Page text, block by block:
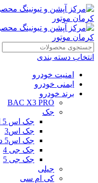
انتخاب دسته بندی
امنیت خودرو
ایمنی خودرو
برند خودرو
BAC X3 PRO
جک
جک اس 5 اتومات
جک اس3
جک اس5 دنده ای
جک جی 4
جک جی 5
جیلی
کی ام سی